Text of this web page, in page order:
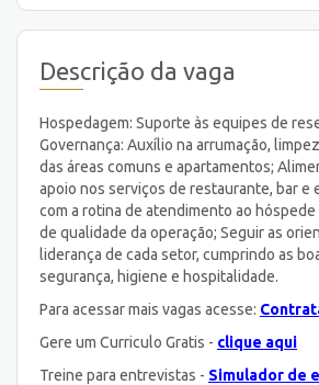
Descrição da vaga
Hospedagem: Suporte às equipes de
Governança: Auxílio na arrumação,
das áreas comuns e apartamentos;
apoio nos serviços de restaurante, bar e
com a rotina de atendimento ao hóspede
de qualidade da operação; Seguir as
liderança de cada setor, cumprindo as
segurança, higiene e hospitalidade.
Para acessar mais vagas acesse:
Gere um Curriculo Gratis - clique aqui
Treine para entrevistas - Simulador de